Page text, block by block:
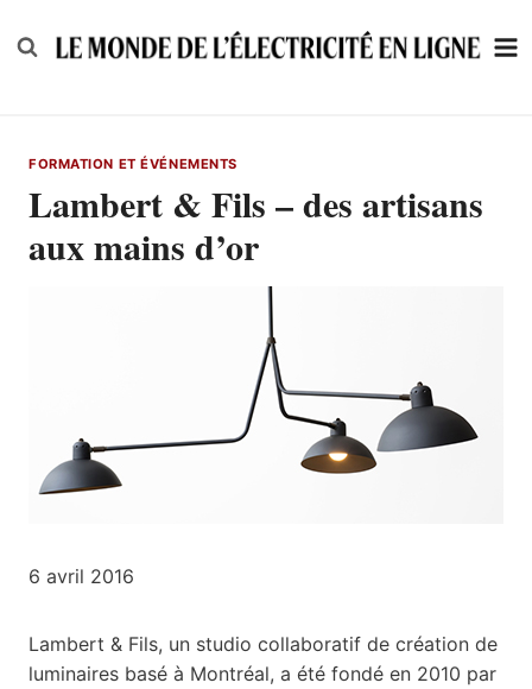
to
FORMATION ET ÉVÉNEMENTS
Lambert & Fils – des artisans
aux mains d’or
6 avril 2016
Lambert & Fils, un studio collaboratif de création de
luminaires basé à Montréal, a été fondé en 2010 par